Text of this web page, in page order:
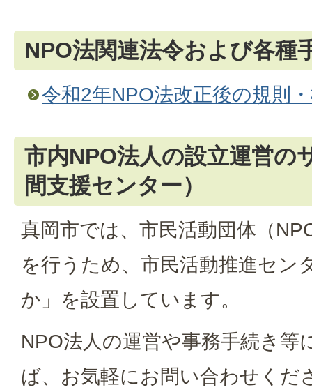
NPO法関連法令および各種
令和2年NPO法改正後の規則
市内NPO法人の設立運営の
間支援センター）
真岡市では、市民活動団体（
を行うため、市民活動推進セ
か」を設置しています。
NPO法人の運営や事務手続き等
ば、お気軽にお問い合わせくだ